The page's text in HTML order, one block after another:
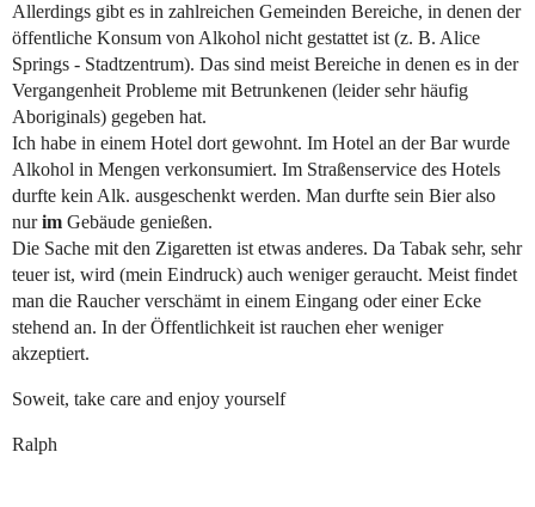
Allerdings gibt es in zahlreichen Gemeinden Bereiche, in denen der
öffentliche Konsum von Alkohol nicht gestattet ist (z. B. Alice
Springs - Stadtzentrum). Das sind meist Bereiche in denen es in der
Vergangenheit Probleme mit Betrunkenen (leider sehr häufig
Aboriginals) gegeben hat.
Ich habe in einem Hotel dort gewohnt. Im Hotel an der Bar wurde
Alkohol in Mengen verkonsumiert. Im Straßenservice des Hotels
durfte kein Alk. ausgeschenkt werden. Man durfte sein Bier also
nurim Gebäude genießen.
Die Sache mit den Zigaretten ist etwas anderes. Da Tabak sehr, sehr
teuer ist, wird (mein Eindruck) auch weniger geraucht. Meist findet
man die Raucher verschämt in einem Eingang oder einer Ecke
stehend an. In der Öffentlichkeit ist rauchen eher weniger
akzeptiert.
Soweit, take care and enjoy yourself
Ralph